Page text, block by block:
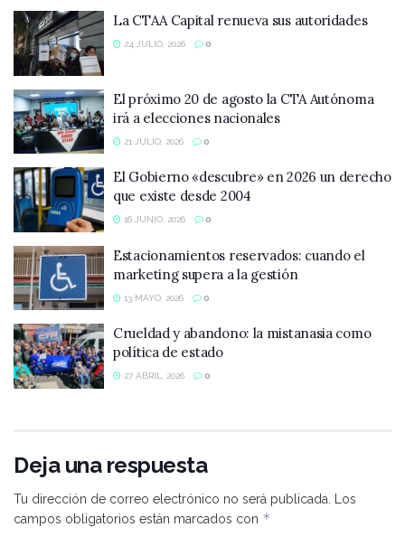
La CTAA Capital renueva sus autoridades
24 JULIO, 2026 0
El próximo 20 de agosto la CTA Autónoma
irá a elecciones nacionales
21 JULIO, 2026 0
El Gobierno «descubre» en 2026 un derecho
que existe desde 2004
16 JUNIO, 2026 0
Estacionamientos reservados: cuando el
marketing supera a la gestión
13 MAYO, 2026 0
Crueldad y abandono: la mistanasia como
política de estado
27 ABRIL, 2026 0
Deja una respuesta
Tu dirección de correo electrónico no será publicada.
Los
campos obligatorios están marcados con *